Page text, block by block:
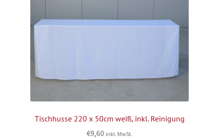
Tischhusse 220 x 50cm weiß, inkl. Reinigung
€9,60 inkl. MwSt.